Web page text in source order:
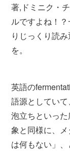
著,ドミニク・
ルですよね！
りじっくり読
を。
英語の
語源としていて
泡立ちといっ
象と同様に、
は何もない」